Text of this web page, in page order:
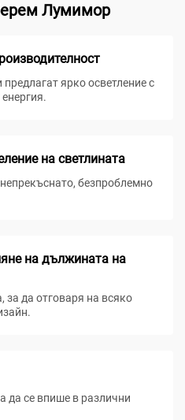
Лумимор
ярко осветление с
на светлината
безпроблемно
на дължината на
за да отговаря на всяко
да се впише в различни